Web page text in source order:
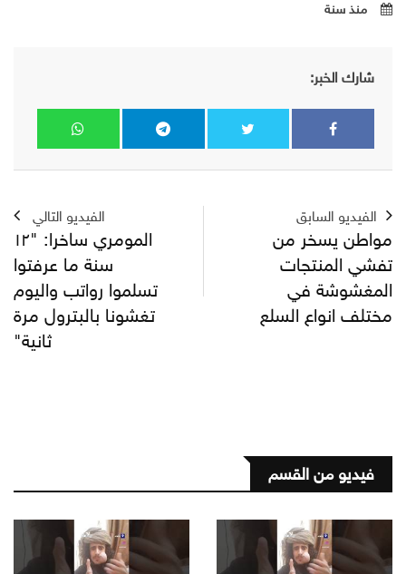
منذ سنة
شارك الخبر:
الفيديو السابق
مواطن يسخر من
تفشي المنتجات
المغشوشة في
مختلف انواع السلع
الفيديو التالي
المومري ساخرا: "١٢
سنة ما عرفتوا
تسلموا رواتب واليوم
تغشونا بالبترول مرة
ثانية"
فيديو من القسم